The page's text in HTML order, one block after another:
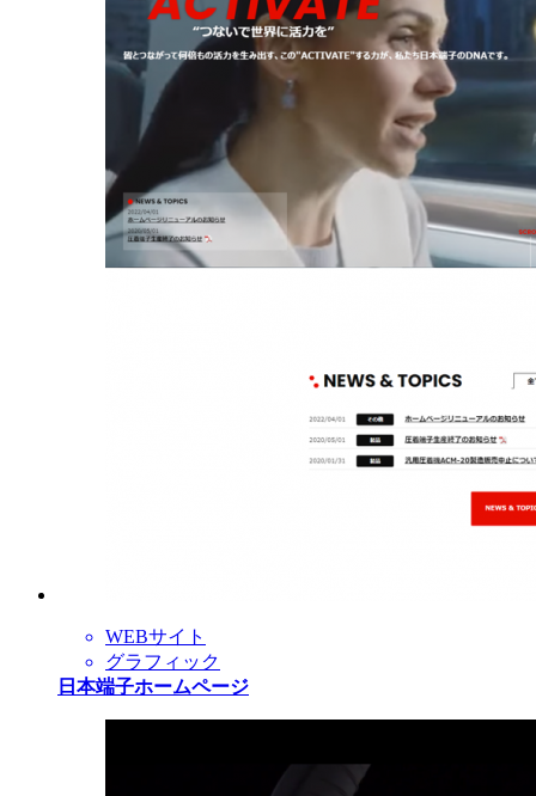
WEBサイト
グラフィック
日本端子ホームページ